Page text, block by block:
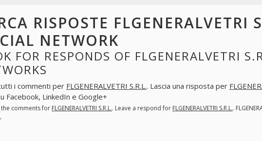
RISPOSTE FLGENERALVETRI
NETWORK
FOR RESPONDS OF FLGENERALVETRI
i commenti per FLGENERALVETRI S.R.L.. Lascia una risposta per
Facebook, LinkedIn e Google+
the comments for FLGENERALVETRI S.R.L.. Leave a respond for FLGENERALVETRI S.R.L..